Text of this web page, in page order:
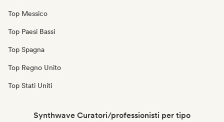
Top Messico
Top Paesi Bassi
Top Spagna
Top Regno Unito
Top Stati Uniti
Synthwave Curatori/professionisti per tipo